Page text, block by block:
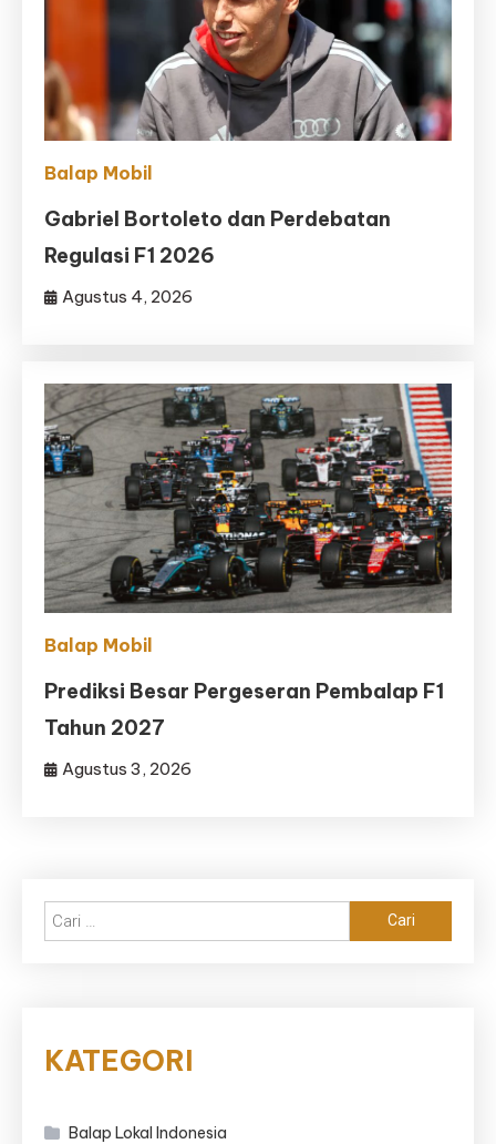
Balap Mobil
Gabriel Bortoleto dan Perdebatan
Regulasi F1 2026
Agustus 4, 2026
Balap Mobil
Prediksi Besar Pergeseran Pembalap F1
Tahun 2027
Agustus 3, 2026
untuk:
KATEGORI
Balap Lokal Indonesia